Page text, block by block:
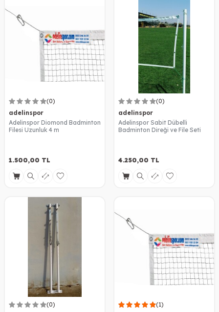
(0)
adelinspor
Adelinspor Diomond Badminton
Filesi Uzunluk 4 m
1.500,00 TL
(0)
adelinspor
Adelinspor Sabit Dübelli
Badminton Direği ve File Seti
4.250,00 TL
(0) (1)